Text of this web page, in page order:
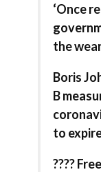
‘Once
the
Boris
B
to
????